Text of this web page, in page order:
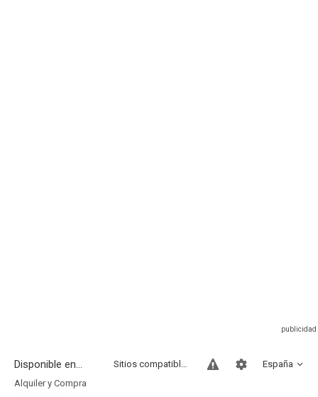
Disponible en... España
Sitios compatibles
Alquiler y Compra